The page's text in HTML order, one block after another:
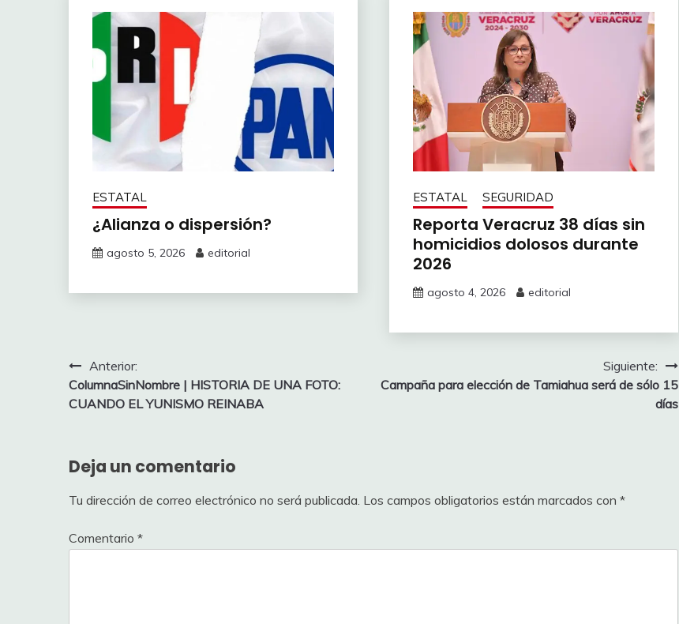
ESTATAL
¿Alianza o dispersión?
agosto 5, 2026 editorial
ESTATAL SEGURIDAD
Reporta Veracruz 38 días sin
homicidios dolosos durante
2026
agosto 4, 2026 editorial
Navegación
de
Anterior:
ColumnaSinNombre | HISTORIA DE UNA FOTO:
CUANDO EL YUNISMO REINABA
Siguiente:
Campaña para elección de Tamiahua será de sólo 15
días
Deja un comentario
Tu dirección de correo electrónico no será publicada. Los campos obligatorios están marcados con *
Comentario *